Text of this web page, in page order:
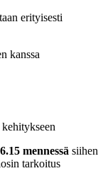
erityisesti
kanssa
mennessä siihen
tarkoitus